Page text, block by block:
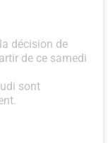
décision de
de ce samedi
sont